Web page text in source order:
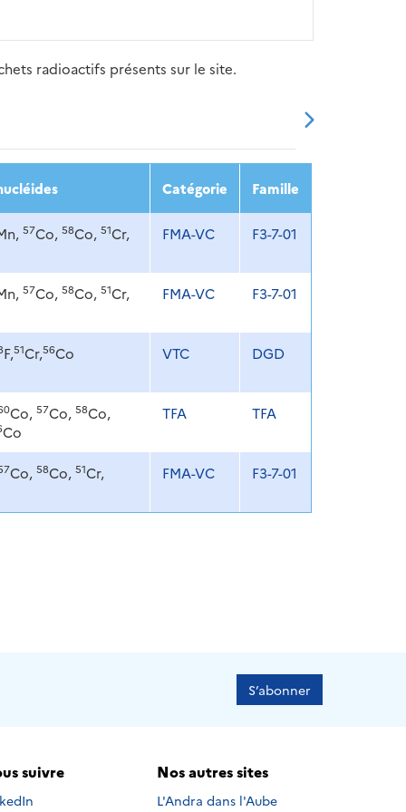
radioactifs présents sur le site.
2021 2022 2023
Catégorie Famille
57Co, 58Co, 51Cr, FMA-VC F3-7-01
57Co, 58Co, 51Cr, FMA-VC F3-7-01
F,51Cr,56Co VTC DGD
Co, 57Co, 58Co,
Co
TFA TFA
Co, 58Co, 51Cr, FMA-VC F3-7-01
S’abonner
suivre
suivre sur
Nos autres sites
L'Andra dans l'Aube